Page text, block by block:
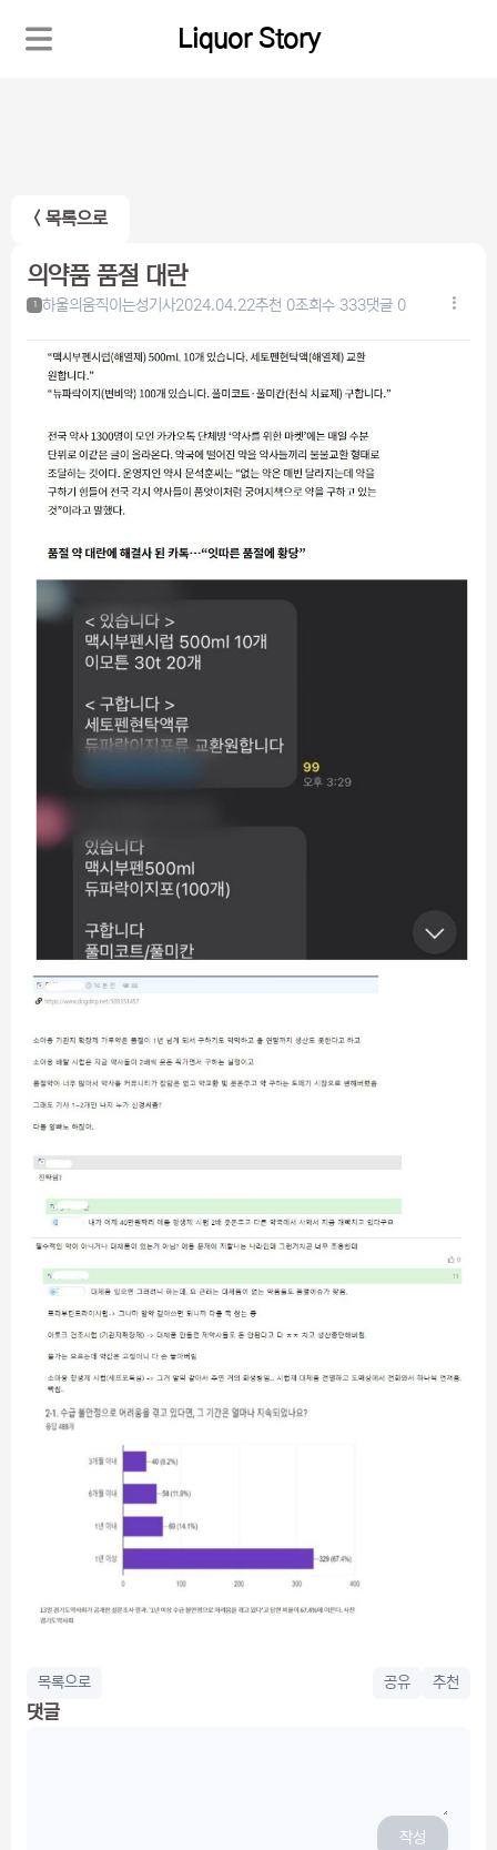
Liquor Story
< 목록으로
의약품 품절 대란
1 하울의움직이는성기사2024.04.22추천 0조회수 333댓글 0
목록으로 공유 추천
댓글
작성